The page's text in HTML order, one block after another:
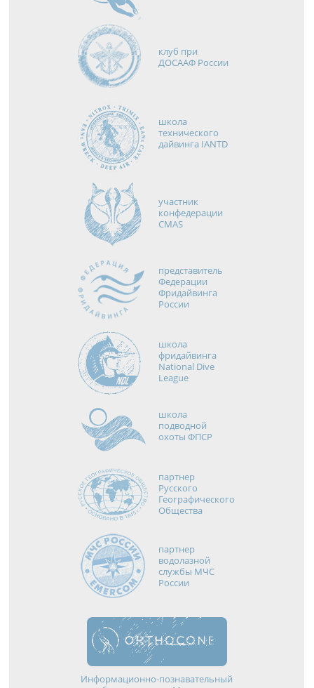
клуб при
ДОСААФ России
школа
технического
дайвинга IANTD
участник
конфедерации
CMAS
представитель
Федерации
Фридайвинга
России
школа
фридайвинга
National Dive
League
школа
подводной
охоты ФПСР
партнер
Русского
Географического
Общества
партнер
водолазной
службы МЧС
России
Информационно-познавательный